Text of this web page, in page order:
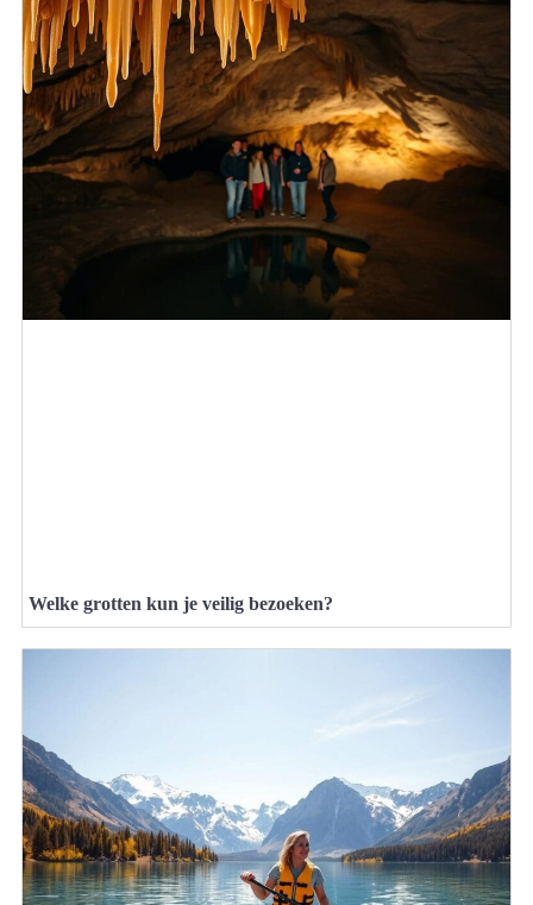
Welke grotten kun je veilig bezoeken?